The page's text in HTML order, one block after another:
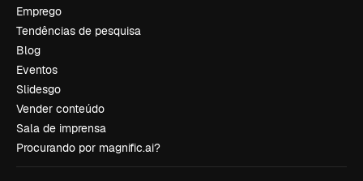
Emprego
Tendências de pesquisa
Blog
Eventos
Slidesgo
Vender conteúdo
Sala de imprensa
Procurando por magnific.ai?